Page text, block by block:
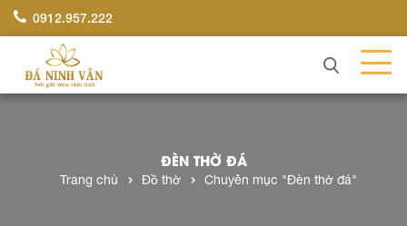
0912.957.222
ĐÈN THỜ ĐÁ
Trang chủ Đồ thờ Chuyên mục "Đèn thờ đá"